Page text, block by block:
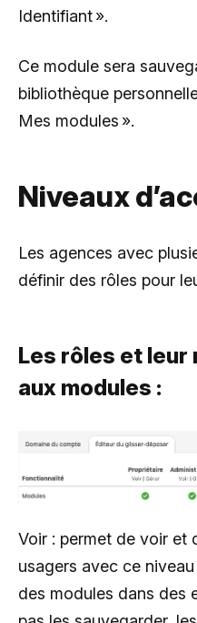
Identifiant ».
Ce module sera
bibliothèque
Mes modules ».
Niveaux
Les agences avec
définir des rôles pour
Les rôles et leur
aux modules :
Voir : permet de voir et
usagers avec ce
des modules dans des